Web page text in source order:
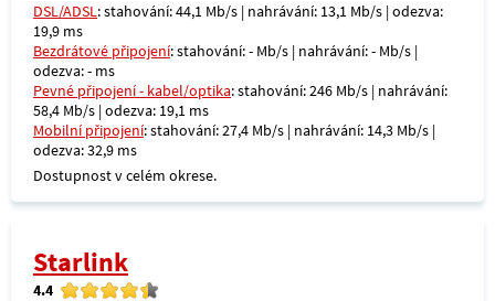
DSL/ADSL: stahování: 44,1 Mb/s | nahrávání: 13,1 Mb/s | odezva:
19,9 ms
Bezdrátové připojení: stahování: - Mb/s | nahrávání: - Mb/s |
odezva: - ms
Pevné připojení - kabel/optika: stahování: 246 Mb/s | nahrávání:
58,4 Mb/s | odezva: 19,1 ms
Mobilní připojení: stahování: 27,4 Mb/s | nahrávání: 14,3 Mb/s |
odezva: 32,9 ms
Dostupnost v celém okrese.
Starlink
4.4